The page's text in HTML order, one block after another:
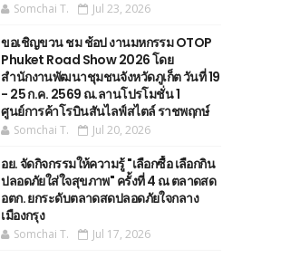
Somchai T. Jul 23, 2026
ขอเชิญขวน ชม ช้อป งานมหกรรม OTOP
Phuket Road Show 2026 โดย
สำนักงานพัฒนาชุมชนจังหวัดภูเก็ต วันที่ 19
- 25 ก.ค. 2569 ณ.ลานโปรโมชั่น 1
ศูนย์การค้าโรบินสันไลฟ์สไตล์ ราชพฤกษ์
Somchai T. Jul 20, 2026
อย. จัดกิจกรรมให้ความรู้ "เลือกซื้อ เลือกกิน
ปลอดภัยใส่ใจสุขภาพ" ครั้งที่ 4 ณ ตลาดสด
อตก. ยกระดับตลาดสดปลอดภัยใจกลาง
เมืองกรุง
Somchai T. Jul 17, 2026